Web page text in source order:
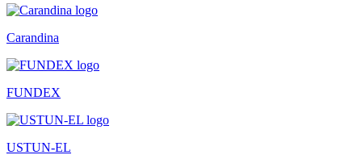
Carandina
FUNDEX
USTUN-EL